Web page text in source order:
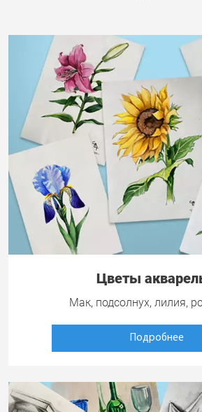
Цветы
Мак, подсолнух, лилия,
Подробнее